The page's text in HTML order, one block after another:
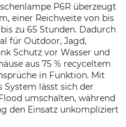
P6R überzeugt
einer Reichweite von bis
zu 65 Stunden. Dadurch
für Outdoor, Jagd,
Schutz vor Wasser und
aus 75 % recyceltem
in Funktion. Mit
System lässt sich der
umschalten, während
den Einsatz unkompliziert